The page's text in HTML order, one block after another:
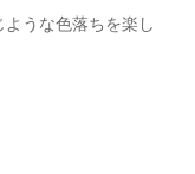
うな色落ちを楽し